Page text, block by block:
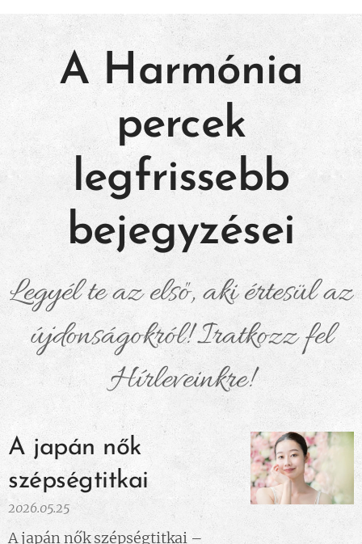
A Harmónia
percek
legfrissebb
bejegyzései
Legyél te az első, aki értesül az
újdonságokról! Iratkozz fel
Hírleveinkre!
A japán nők
szépségtitkai
2026.05.25
A japán nők szépségtitkai –